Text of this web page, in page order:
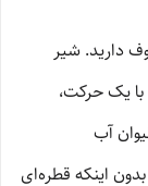
دارید. شیر
یک حرکت،
آب
اینکه قطره‌ای